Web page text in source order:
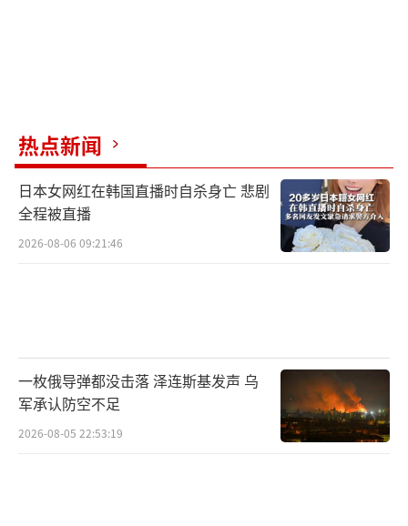
热点新闻
日本女网红在韩国直播时自杀身亡 悲剧
全程被直播
2026-08-06 09:21:46
一枚俄导弹都没击落 泽连斯基发声 乌
军承认防空不足
2026-08-05 22:53:19